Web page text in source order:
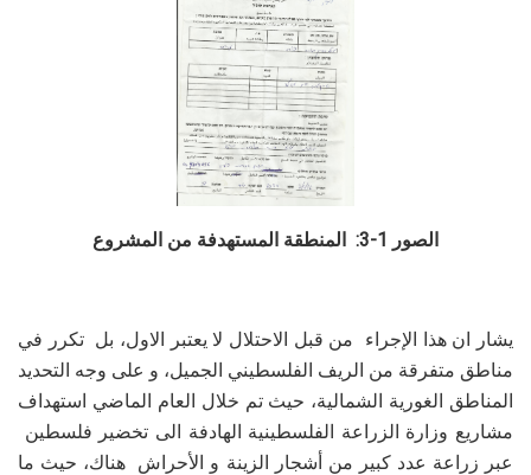
الصور 1-3: المنطقة المستهدفة من المشروع
يشار ان هذا الإجراء من قبل الاحتلال لا يعتبر الاول، بل تكرر في
مناطق متفرقة من الريف الفلسطيني الجميل، و على وجه التحديد
المناطق الغورية الشمالية، حيث تم خلال العام الماضي استهداف
مشاريع وزارة الزراعة الفلسطينية الهادفة الى تخضير فلسطين
عبر زراعة عدد كبير من أشجار الزينة و الأحراش هناك، حيث ما